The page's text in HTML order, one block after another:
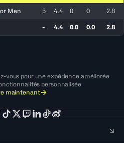
Men 5 4.4 0 0 2.8
- 4.4 0.0 0.0 2.8
vous pour une expérience améliorée
personnalisée
maintenant